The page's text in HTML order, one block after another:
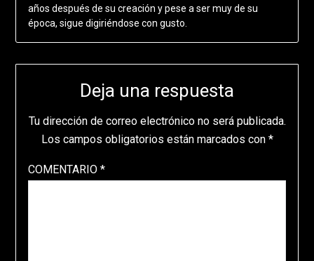
años después de su creación y pese a ser muy de su
época, sigue digiriéndose con gusto.
Deja una respuesta
Tu dirección de correo electrónico no será publicada.
Los campos obligatorios están marcados con *
COMENTARIO *